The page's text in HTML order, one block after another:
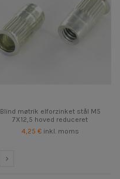
Blind møtrik elforzinket stål M5
7X12,5 hoved reduceret
4,25 € inkl. moms